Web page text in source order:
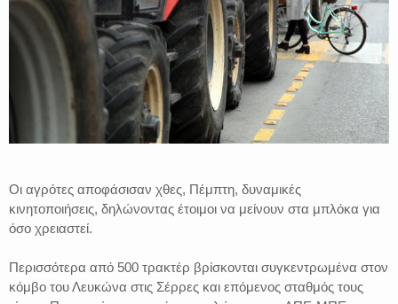
Οι αγρότες αποφάσισαν χθες, Πέμπτη, δυναμικές
κινητοποιήσεις, δηλώνοντας έτοιμοι να μείνουν στα μπλόκα για
όσο χρειαστεί.
Περισσότερα από 500 τρακτέρ βρίσκονται συγκεντρωμένα στον
κόμβο του Λευκώνα στις Σέρρες και επόμενος σταθμός τους